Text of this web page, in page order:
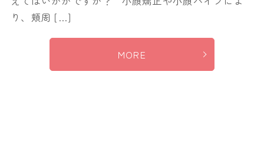
り、頬周 […]
MORE